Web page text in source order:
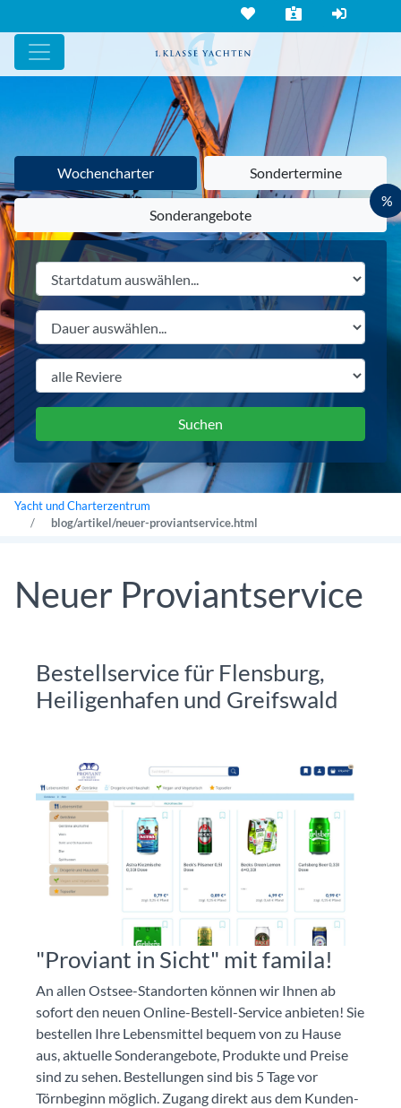
Wochencharter Sondertermine
Sonderangebote
%
Yacht und Charterzentrum
blog/artikel/neuer-proviantservice.html
Neuer Proviantservice
Bestellservice für Flensburg,
Heiligenhafen und Greifswald
"Proviant in Sicht" mit famila!
An allen Ostsee-Standorten können wir Ihnen ab
sofort den neuen Online-Bestell-Service anbieten! Sie
bestellen Ihre Lebensmittel bequem von zu Hause
aus, aktuelle Sonderangebote, Produkte und Preise
sind zu sehen. Bestellungen sind bis 5 Tage vor
Törnbeginn möglich. Zugang direkt aus dem Kunden-